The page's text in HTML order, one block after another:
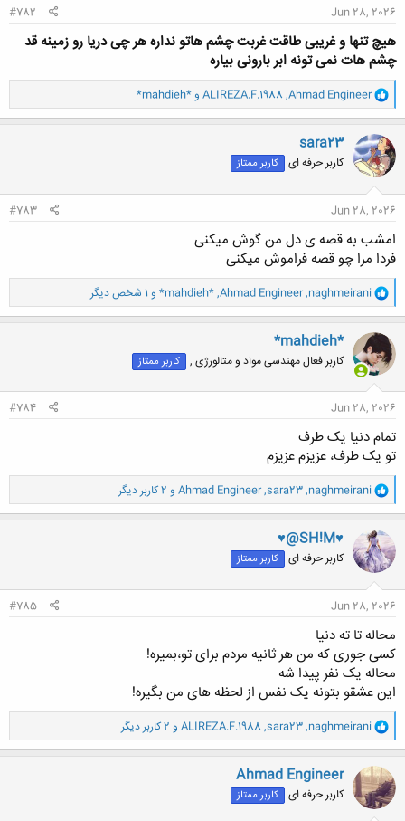
Jun 28, 2026
#782
هیچ تنها و غریبی طاقت غربت چشم هاتو نداره هر چی دریا رو زمینه قد
چشم هات نمی تونه ابر بارونی بیاره
و
ا
ک
ن
ش
ه
ا
Ahmad Engineer
,
ALIREZA.F.1988 و*mahdieh*
sara23
کاربر حرفه ای کاربر ممتاز
Jun 28, 2026
#783
امشب به قصه ی دل من گوش میکنی
فردا مرا چو قصه فراموش میکنی
و
ا
ک
ن
ش
ه
ا
naghmeirani
,
Ahmad Engineer
,
*mahdieh* و 1 شخص دیگر
*mahdieh*
کاربر فعال مهندسی مواد و متالورژی , کاربر ممتاز
Jun 28, 2026
#784
تمام دنیا یک طرف
تو یک طرف، عزیزم عزیزم
و
ا
ک
ن
ش
ه
ا
naghmeirani
,
sara23
,
Ahmad Engineer و 2 کاربر دیگر
♥@SH!M♥
کاربر حرفه ای کاربر ممتاز
Jun 28, 2026
#785
محاله تا ته دنیا
کسی جوری که من هر ثانیه مردم برای تو،بمیره!
محاله یک نفر پیدا شه
این عشقو بتونه یک نفس از لحظه های من بگیره!
و
ا
ک
ن
ش
ه
ا
naghmeirani
,
sara23
,
ALIREZA.F.1988 و 2 کاربر دیگر
Ahmad Engineer
کاربر حرفه ای کاربر ممتاز